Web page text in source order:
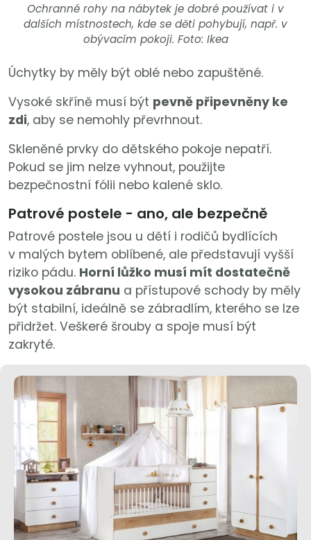
Ochranné rohy na nábytek je dobré používat i v
dalších místnostech, kde se děti pohybují, např. v
obývacím pokoji. Foto: Ikea
Úchytky by měly být oblé nebo zapuštěné.
Vysoké skříně musí být pevně připevněny ke
zdi, aby se nemohly převrhnout.
Skleněné prvky do dětského pokoje nepatří.
Pokud se jim nelze vyhnout, použijte
bezpečnostní fólii nebo kalené sklo.
Patrové postele - ano, ale bezpečně
Patrové postele jsou u dětí i rodičů bydlících
v malých bytem oblíbené, ale představují vyšší
riziko pádu. Horní lůžko musí mít dostatečně
vysokou zábranu a přístupové schody by měly
být stabilní, ideálně se zábradlím, kterého se lze
přidržet. Veškeré šrouby a spoje musí být
zakryté.